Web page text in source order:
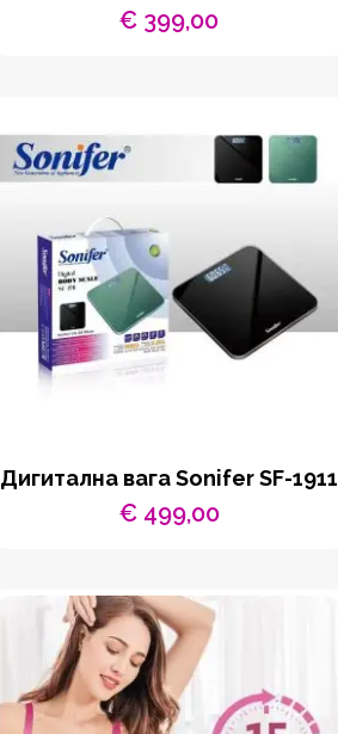
€ 399,00
Дигитална вага Sonifer SF-1911
€499,00